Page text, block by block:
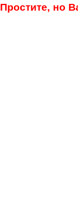
Простите, но